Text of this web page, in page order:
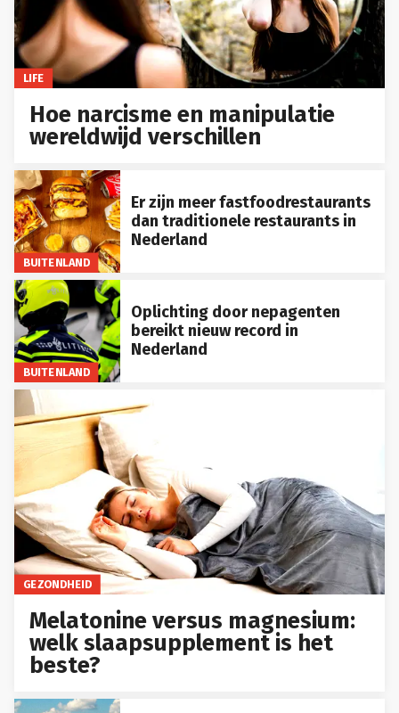
LIFE
Hoe narcisme en manipulatie
wereldwijd verschillen
BUITENLAND
Er zijn meer fastfoodrestaurants
dan traditionele restaurants in
Nederland
BUITENLAND
Oplichting door nepagenten
bereikt nieuw record in
Nederland
GEZONDHEID
Melatonine versus magnesium:
welk slaapsupplement is het
beste?